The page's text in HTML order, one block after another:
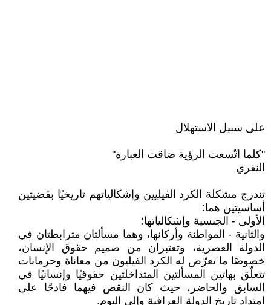
على سبيل الاستهلال
"كلما اتّسعت الرؤية ضاقت العبارة"
النفري
تندرج مشكلة الكرد الفيليين وإشكالياتهم تاريخيًا بقضيتين
أساسيتين هما:
الأولى - الجنسية وإشكالياتها؛
والثانية - المواطنة وأركانها، وهما مسألتان مترابطتان في
الدولة العصرية، وتعتبران من صميم حقوق الإنسان،
خصوصًا ما تعرّض له الكرد الفيليون من معاناة وحرمانات
تتعلّق بهاتين المسألتين المتداخلتين حقوقيًا وإنسانيًا في
السابق والحاضر، حيث كان النقص فيهما فادحًا على
امتداد تاريخ الدولة العراقية وإلى اليوم.